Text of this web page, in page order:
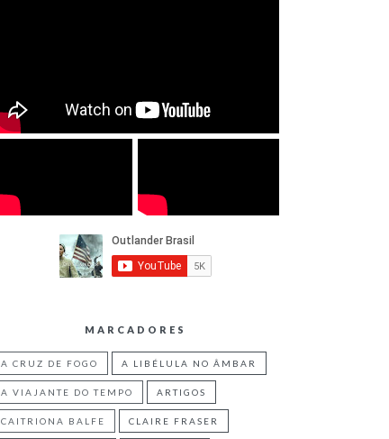
MARCADORES
A CRUZ DE FOGO A LIBÉLULA NO ÂMBAR
A VIAJANTE DO TEMPO ARTIGOS
CAITRIONA BALFE CLAIRE FRASER